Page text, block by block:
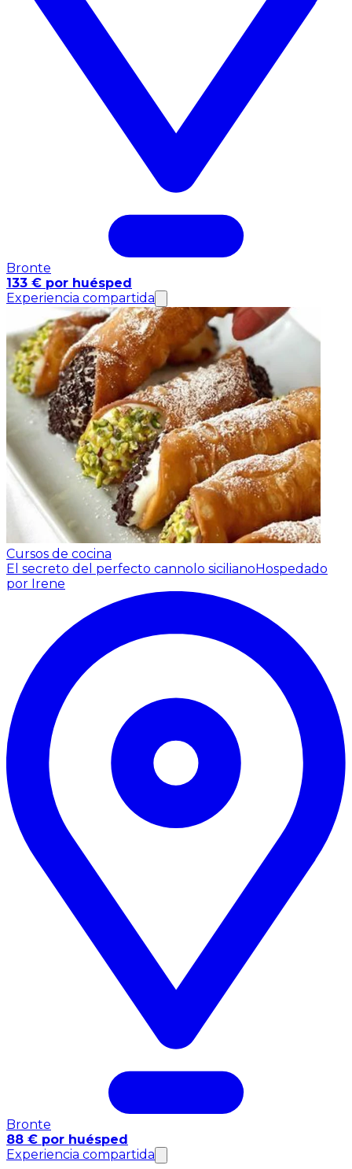
Bronte
133 € por huésped
Experiencia compartida
Cursos de cocina
El secreto del perfecto cannolo sicilianoHospedado
por Irene
Bronte
88 € por huésped
Experiencia compartida